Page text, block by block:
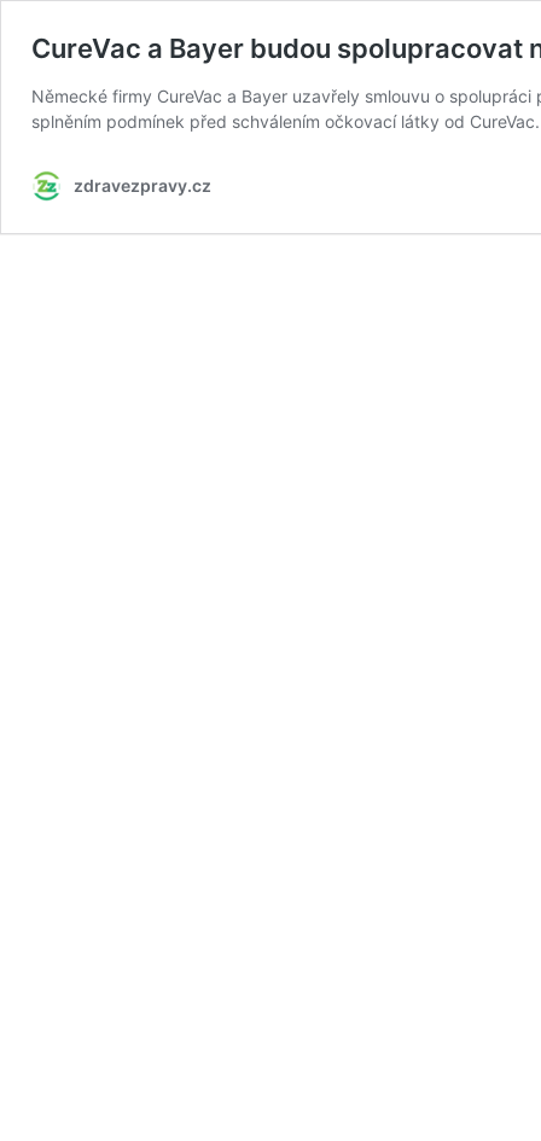
CureVac a Bayer budou spolupracovat
Německé firmy CureVac a Bayer uzavřely smlouvu o
splněním podmínek před schválením očkovací látky od CureVac.
zdravezpravy.cz